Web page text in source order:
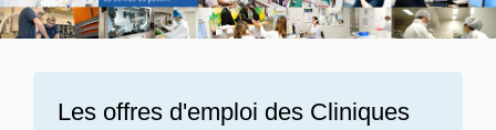
Les offres d'emploi des Cliniques